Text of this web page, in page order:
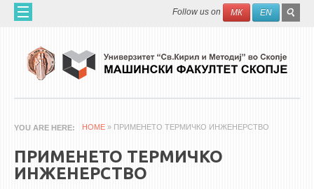
Skip to main content Search
Follow us on МК EN
ЗА НАС
60 ГОДИНИ МФ
НАУЧНА ДЕЈНОСТ
YOU ARE HERE HOME » ПРИМЕНЕТО ТЕРМИЧКО ИНЖЕНЕРСТВО
ПРИМЕНЕТО ТЕРМИЧКО
ИНЖЕНЕРСТВО